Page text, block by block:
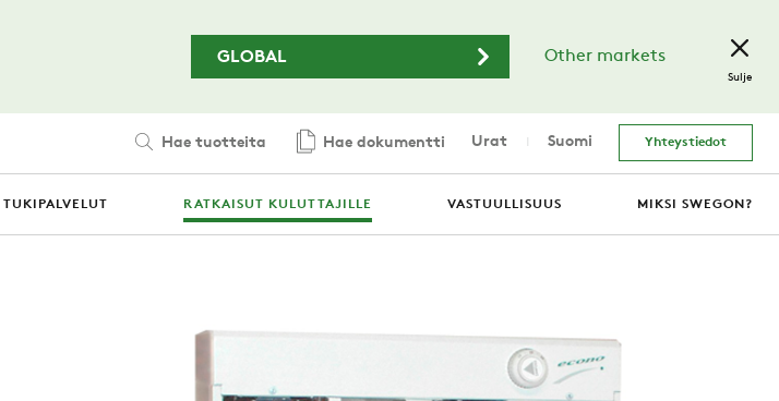
GLOBAL Other markets
Sulje
Hae tuotteita Hae dokumentti Urat Suomi Yhteystiedot
TUKIPALVELUT RATKAISUT KULUTTAJILLE VASTUULLISUUS MIKSI SWEGON?